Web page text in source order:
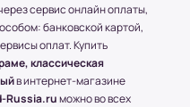
внешнего
специальной
сервис онлайн оплаты,
банковской картой,
оплат. Купить
классическая
в интернет-магазине
Russia.ruможно во всех